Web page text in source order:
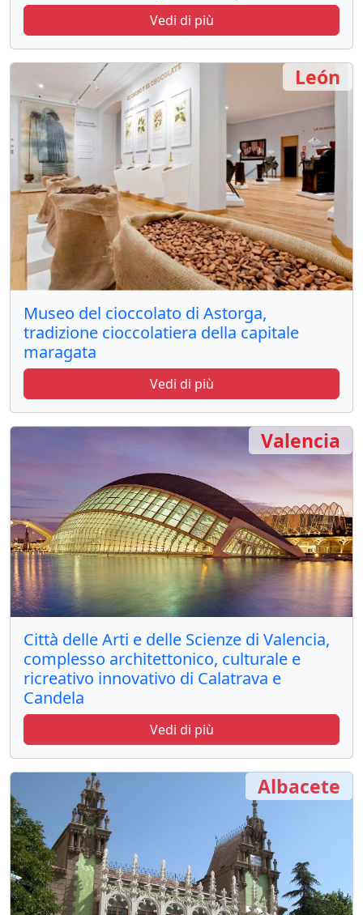
Vedi di più
Museo del cioccolato di Astorga,
tradizione cioccolatiera della capitale
maragata
Vedi di più
León
Città delle Arti e delle Scienze di Valencia,
complesso architettonico, culturale e
ricreativo innovativo di Calatrava e
Candela
Vedi di più
Valencia
Albacete